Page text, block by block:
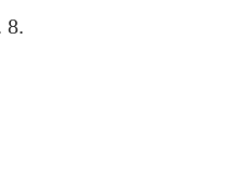
8.